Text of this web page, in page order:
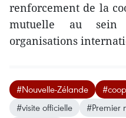
renforcement de la
mutuelle au
organisations
#Nouvelle-Zélande
#visite officielle
#Premier